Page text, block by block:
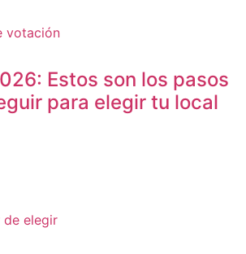
Estos son los pasos
para elegir tu local